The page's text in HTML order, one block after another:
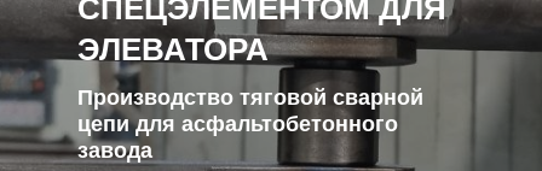
Производство тяговой сварной
цепи для асфальтобетонного
завода
СПЕЦЭЛЕМЕНТОМ ДЛЯ
ЭЛЕВАТОРА